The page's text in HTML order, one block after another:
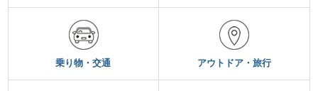
乗り物・交通 アウトドア・旅行